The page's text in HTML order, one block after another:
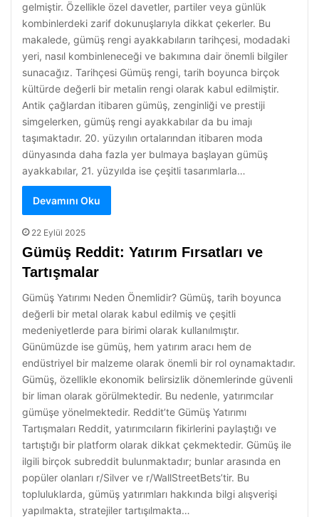
gelmiştir. Özellikle özel davetler, partiler veya günlük
kombinlerdeki zarif dokunuşlarıyla dikkat çekerler. Bu
makalede, gümüş rengi ayakkabıların tarihçesi, modadaki
yeri, nasıl kombinleneceği ve bakımına dair önemli bilgiler
sunacağız. Tarihçesi Gümüş rengi, tarih boyunca birçok
kültürde değerli bir metalin rengi olarak kabul edilmiştir.
Antik çağlardan itibaren gümüş, zenginliği ve prestiji
simgelerken, gümüş rengi ayakkabılar da bu imajı
taşımaktadır. 20. yüzyılın ortalarından itibaren moda
dünyasında daha fazla yer bulmaya başlayan gümüş
ayakkabılar, 21. yüzyılda ise çeşitli tasarımlarla…
Devamını Oku
22 Eylül 2025
Gümüş Reddit: Yatırım Fırsatları ve
Tartışmalar
Gümüş Yatırımı Neden Önemlidir? Gümüş, tarih boyunca
değerli bir metal olarak kabul edilmiş ve çeşitli
medeniyetlerde para birimi olarak kullanılmıştır.
Günümüzde ise gümüş, hem yatırım aracı hem de
endüstriyel bir malzeme olarak önemli bir rol oynamaktadır.
Gümüş, özellikle ekonomik belirsizlik dönemlerinde güvenli
bir liman olarak görülmektedir. Bu nedenle, yatırımcılar
gümüşe yönelmektedir. Reddit’te Gümüş Yatırımı
Tartışmaları Reddit, yatırımcıların fikirlerini paylaştığı ve
tartıştığı bir platform olarak dikkat çekmektedir. Gümüş ile
ilgili birçok subreddit bulunmaktadır; bunlar arasında en
popüler olanları r/Silver ve r/WallStreetBets’tir. Bu
topluluklarda, gümüş yatırımları hakkında bilgi alışverişi
yapılmakta, stratejiler tartışılmakta…